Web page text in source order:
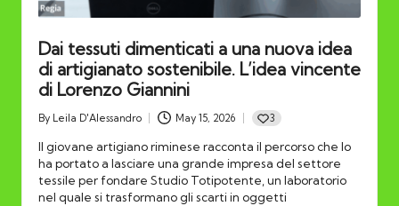
Dai tessuti dimenticati a una nuova idea
di artigianato sostenibile. L’idea vincente
di Lorenzo Giannini
Posted
by
By Leila D'Alessandro May 15, 2026 3
Il giovane artigiano riminese racconta il percorso che lo
ha portato a lasciare una grande impresa del settore
tessile per fondare Studio Totipotente, un laboratorio
nel quale si trasformano gli scarti in oggetti